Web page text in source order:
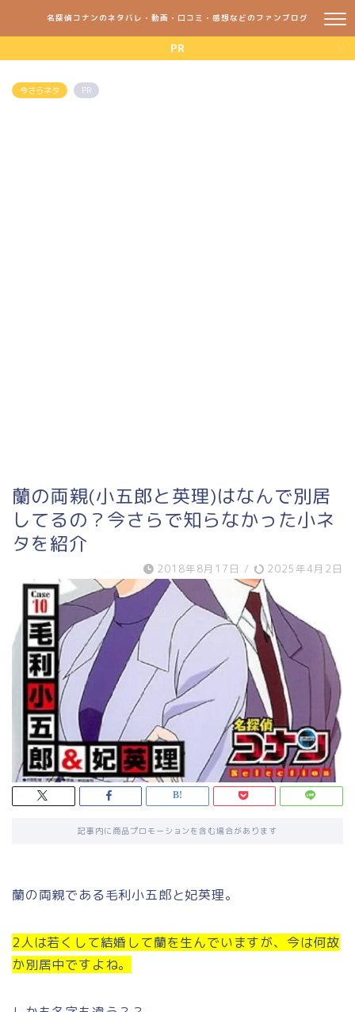
名探偵コナンのネタバレ・動画・口コミ・感想などのファンブログ
PR
今さらネタ PR
蘭の両親(小五郎と英理)はなんで別居
してるの？今さらで知らなかった小ネ
タを紹介
2018年8月17日 / 2025年4月2日
記事内に商品プロモーションを含む場合があります
蘭の両親である毛利小五郎と妃英理。
2人は若くして結婚して蘭を生んでいますが、今は何故
か別居中ですよね。